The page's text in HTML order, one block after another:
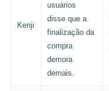
Kenji
usuários
disse que a
finalização da
compra
demora
demais.